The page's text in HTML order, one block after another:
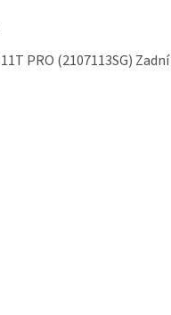
PRO (2107113SG)